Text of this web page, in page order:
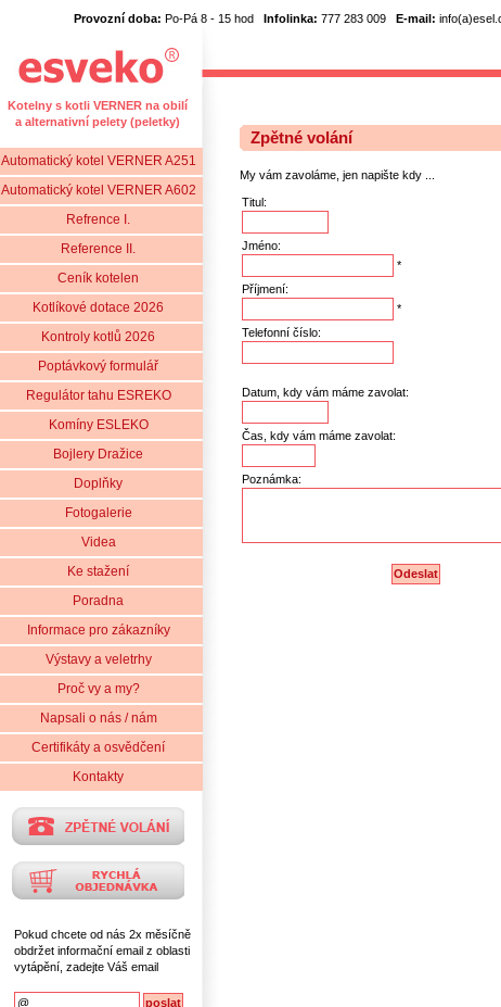
Provozní doba: Po-Pá 8 - 15 hod Infolinka: 777 283 009 E-mail:
Kotelny s kotli VERNER na obilí
a alternativní pelety (peletky)
Automatický kotel VERNER A251
Automatický kotel VERNER A602
Refrence I.
Reference II.
Ceník kotelen
Kotlíkové dotace 2026
Kontroly kotlů 2026
Poptávkový formulář
Regulátor tahu ESREKO
Komíny ESLEKO
Bojlery Dražice
Doplňky
Fotogalerie
Videa
Ke stažení
Poradna
Informace pro zákazníky
Výstavy a veletrhy
Proč vy a my?
Napsali o nás / nám
Certifikáty a osvědčení
Kontakty
Pokud chcete od nás 2x měsíčně
obdržet informační email z oblasti
vytápění, zadejte Váš email
Zpětné volání
My vám zavoláme, jen napište kdy ...
Titul:
Jméno:
*
Příjmení:
*
Telefonní číslo:
Datum, kdy vám máme zavolat:
Čas, kdy vám máme zavolat:
Poznámka: